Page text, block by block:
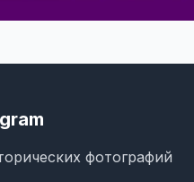
фотографий